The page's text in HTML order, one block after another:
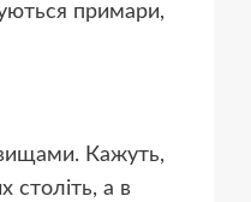
примари,
Кажуть,
століть, а в